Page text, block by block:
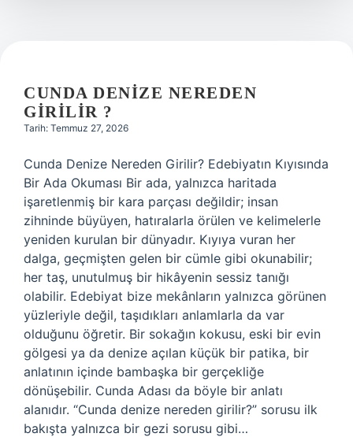
CUNDA DENIZE NEREDEN
GIRILIR ?
Tarih: Temmuz 27, 2026
Cunda Denize Nereden Girilir? Edebiyatın Kıyısında
Bir Ada Okuması Bir ada, yalnızca haritada
işaretlenmiş bir kara parçası değildir; insan
zihninde büyüyen, hatıralarla örülen ve kelimelerle
yeniden kurulan bir dünyadır. Kıyıya vuran her
dalga, geçmişten gelen bir cümle gibi okunabilir;
her taş, unutulmuş bir hikâyenin sessiz tanığı
olabilir. Edebiyat bize mekânların yalnızca görünen
yüzleriyle değil, taşıdıkları anlamlarla da var
olduğunu öğretir. Bir sokağın kokusu, eski bir evin
gölgesi ya da denize açılan küçük bir patika, bir
anlatının içinde bambaşka bir gerçekliğe
dönüşebilir. Cunda Adası da böyle bir anlatı
alanıdır. “Cunda denize nereden girilir?” sorusu ilk
bakışta yalnızca bir gezi sorusu gibi…